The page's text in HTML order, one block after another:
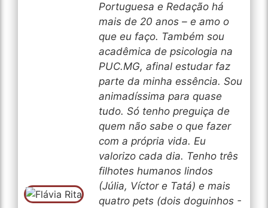
Portuguesa e Redação há
mais de 20 anos – e amo o
que eu faço. Também sou
acadêmica de psicologia na
PUC.MG, afinal estudar faz
parte da minha essência. Sou
animadíssima para quase
tudo. Só tenho preguiça de
quem não sabe o que fazer
com a própria vida. Eu
valorizo cada dia. Tenho três
filhotes humanos lindos
(Júlia, Víctor e Tatá) e mais
quatro pets (dois doguinhos -